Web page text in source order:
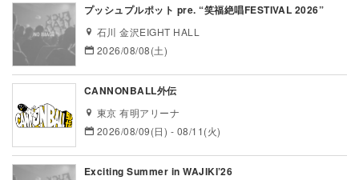
プッシュプルポット pre. “笑福絶唱FESTIVAL 2026”
石川 金沢EIGHT HALL
2026/08/08(土)
CANNONBALL外伝
東京 有明アリーナ
2026/08/09(日) - 08/11(火)
Exciting Summer in WAJIKI’26